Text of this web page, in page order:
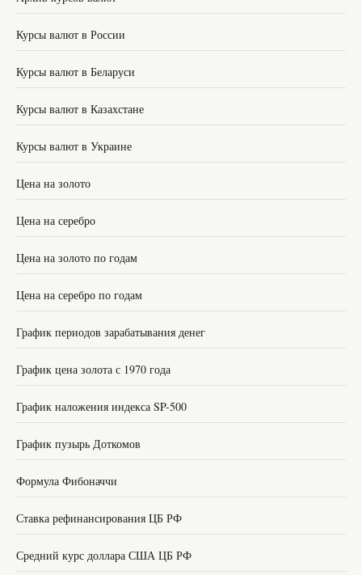
Курсы валют в России
Курсы валют в Беларуси
Курсы валют в Казахстане
Курсы валют в Украине
Цена на золото
Цена на серебро
Цена на золото по годам
Цена на серебро по годам
График периодов зарабатывания денег
График цена золота с 1970 года
График наложения индекса SP-500
График пузырь Доткомов
Формула Фибоначчи
Ставка рефинансирования ЦБ РФ
Средний курс доллара США ЦБ РФ